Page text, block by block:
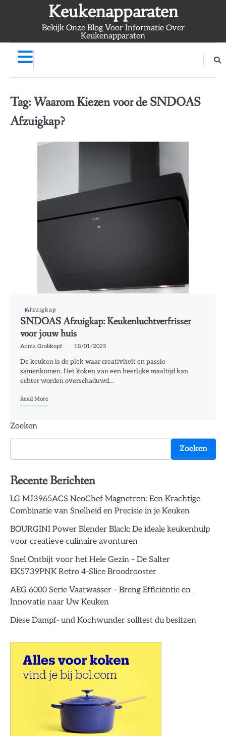
Keukenapparaten
Bekijk Onze Blog Voor Informatie Over
Keukenapparaten
Tag:Waarom Kiezen voor de SNDOAS
Afzuigkap?
Afzuigkap
SNDOAS Afzuigkap: Keukenluchtverfrisser
voor jouw huis
Anma Grobkopf 18/01/2025
De keuken is de plek waar creativiteit en passie
samenkomen. Het koken van een heerlijke maaltijd kan
echter worden overschaduwd…
Read More
Zoeken
Zoeken
Recente Berichten
LG MJ3965ACS NeoChef Magnetron: Een Krachtige
Combinatie van Snelheid en Precisie in je Keuken
BOURGINI Power Blender Black: De ideale keukenhulp
voor creatieve culinaire avonturen
Snel Ontbijt voor het Hele Gezin – De Salter
EK5739PNK Retro 4-Slice Broodrooster
AEG 6000 Serie Vaatwasser – Breng Efficiëntie en
Innovatie naar Uw Keuken
Diese Dampf- und Kochwunder solltest du besitzen